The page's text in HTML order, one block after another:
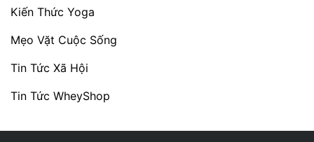
Kiến Thức Yoga
Mẹo Vặt Cuộc Sống
Tin Tức Xã Hội
Tin Tức WheyShop